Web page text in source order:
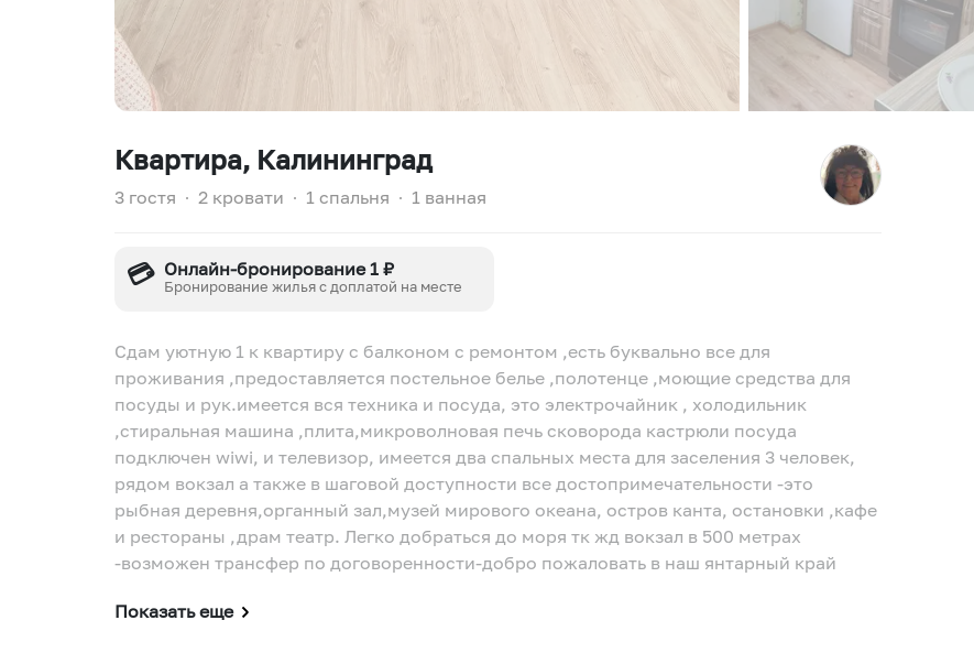
Квартира, Калининград
3 гостя ∙ 2 кровати ∙ 1 спальня ∙ 1 ванная
💳 Онлайн-бронирование 1 ₽
Бронирование жилья с доплатой на месте
Сдам уютную 1 к квартиру с балконом с ремонтом ,есть буквально все для
проживания ,предоставляется постельное белье ,полотенце ,моющие средства для
посуды и рук.имеется вся техника и посуда, это электрочайник , холодильник
,стиральная машина ,плита,микроволновая печь сковорода кастрюли посуда
подключен wiwi, и телевизор, имеется два спальных места для заселения 3 человек,
рядом вокзал а также в шаговой доступности все достопримечательности -это
рыбная деревня,органный зал,музей мирового океана, остров канта, остановки ,кафе
и рестораны ,драм театр. Легко добраться до моря тк жд вокзал в 500 метрах
-возможен трансфер по договоренности-добро пожаловать в наш янтарный край
Показать еще